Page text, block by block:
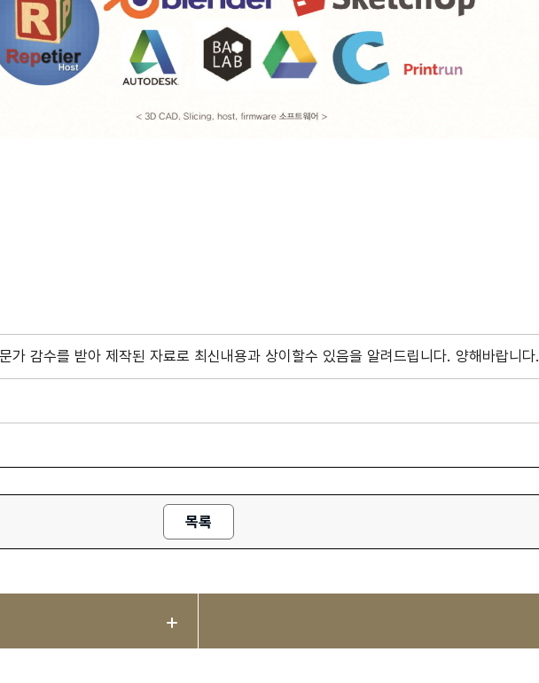
가 감수를 받아 제작된 자료로 최신내용과 상이할수 있음을 알려드립니다. 양해바랍니다.
목록